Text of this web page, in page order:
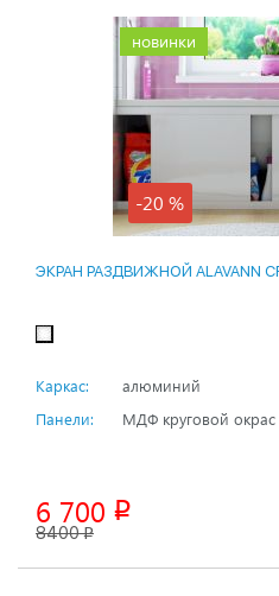
новинки
-20 %
ЭКРАН РАЗДВИЖНОЙ ALAVANN
Каркас:
алюминий
Панели:
МДФ круговой окрас
6 700 p
8400p